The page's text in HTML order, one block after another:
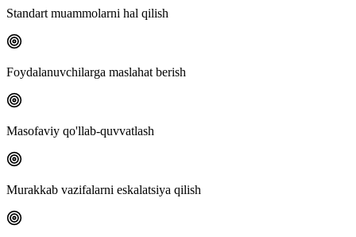
Standart muammolarni hal qilish
Foydalanuvchilarga maslahat berish
Masofaviy qo'llab-quvvatlash
Murakkab vazifalarni eskalatsiya qilish